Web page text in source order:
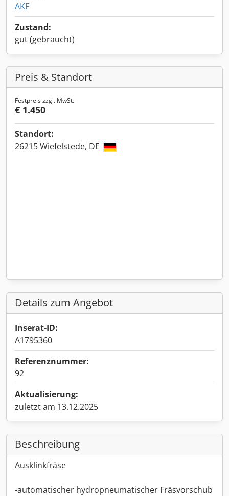
AKF
Zustand:
gut (gebraucht)
Preis & Standort
Festpreis zzgl. MwSt.
€ 1.450
Standort:
26215 Wiefelstede, DE
Details zum Angebot
Inserat-ID:
A1795360
Referenznummer:
92
Aktualisierung:
zuletzt am 13.12.2025
Beschreibung
Ausklinkfräse
-automatischer hydropneumatischer Fräsvorschub